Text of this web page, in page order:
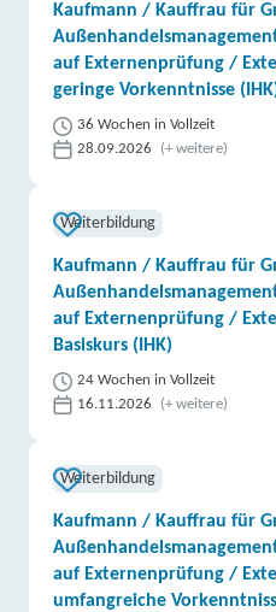
Kaufmann / Kauffrau für
auf Externenprüfung /
geringe Vorkenntnisse
36 Wochen in Vollzeit
28.09.2026
(+ weitere)
Weiterbildung
Kaufmann / Kauffrau für
auf Externenprüfung /
Basiskurs (IHK)
24 Wochen in Vollzeit
16.11.2026
(+ weitere)
Weiterbildung
Kaufmann / Kauffrau für
auf Externenprüfung /
umfangreiche